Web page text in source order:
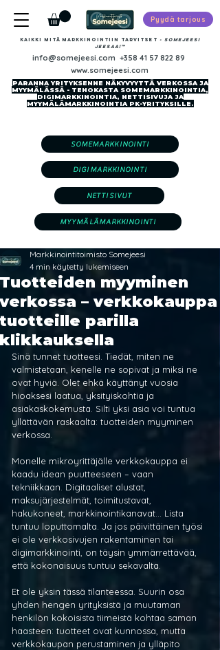
Kaikki mitä markkinointiin tarvitset -​ SOMEJEESI
JEESAA!™
info@somejeesi.com +358 41 57 822 89
www.somejeesi.com
PARANNA YRITYKSENNE NÄKYVYYTTÄ VERKOSSA JA
MYYMÄLÄSSÄ - TEHOKASTA SOMEMARKKINOINTIA,
DIGIMARKKINOINTIA, NETTISIVUJA JA
MYYMÄLÄMARKKINOINTIA PK-YRITYKSILLE.
Pyydä tarjous
SOMEMARKKINOINTI
DIGIMARKKINOINTI
NETTISIVUT
MYYMÄLÄMARKKINOINTI
Tuotteiden myyminen
verkossa – verkkokauppa
tuotteille parilla
klikkauksella
Markkinointitoimisto Somejeesi
4 min käytetty lukemiseen
Sinä tunnet tuotteesi. Tiedät, miten ne
valmistetaan, kenelle ne sopivat ja miksi ne
ovat hyviä. Olet ehkä käyttänyt vuosia
hioaksesi laatua, yksityiskohtia ja
asiakaskokemusta. Silti yksi asia voi tuntua
yllättävän raskaalta: tuotteiden myyminen
verkossa.
Monelle mikroyrittäjälle verkkokauppa ei
kaadu idean puutteeseen – vaan
tekniikkaan. Digitaaliset alustat,
maksujärjestelmät, toimitustavat,
hakukoneet, markkinointikanavat… Lista
tuntuu loputtomalta. Ja jos päivittäinen työsi
ei ole verkkosivujen rakentaminen tai
digimarkkinointi, on täysin ymmärrettävää,
että kokonaisuus tuntuu sekavalta.
Et ole yksin tässä tilanteessa. Suurin osa
yhden hengen yrityksistä ja muutaman
henkilön kokoisista tiimeistä kohtaa saman
haasteen: tuotteet ovat kunnossa, mutta
verkkokaupan perustaminen ja ylläpito